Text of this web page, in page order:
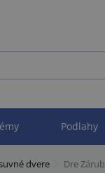
Podlahy
dvere Dre